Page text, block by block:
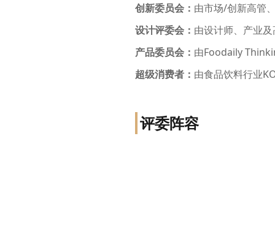
创新委员会： 由市场/创新高管
设计评委会： 由设计师、产业
产品委员会： 由Foodaily
超级消费者： 由食品饮料行业
评委阵容